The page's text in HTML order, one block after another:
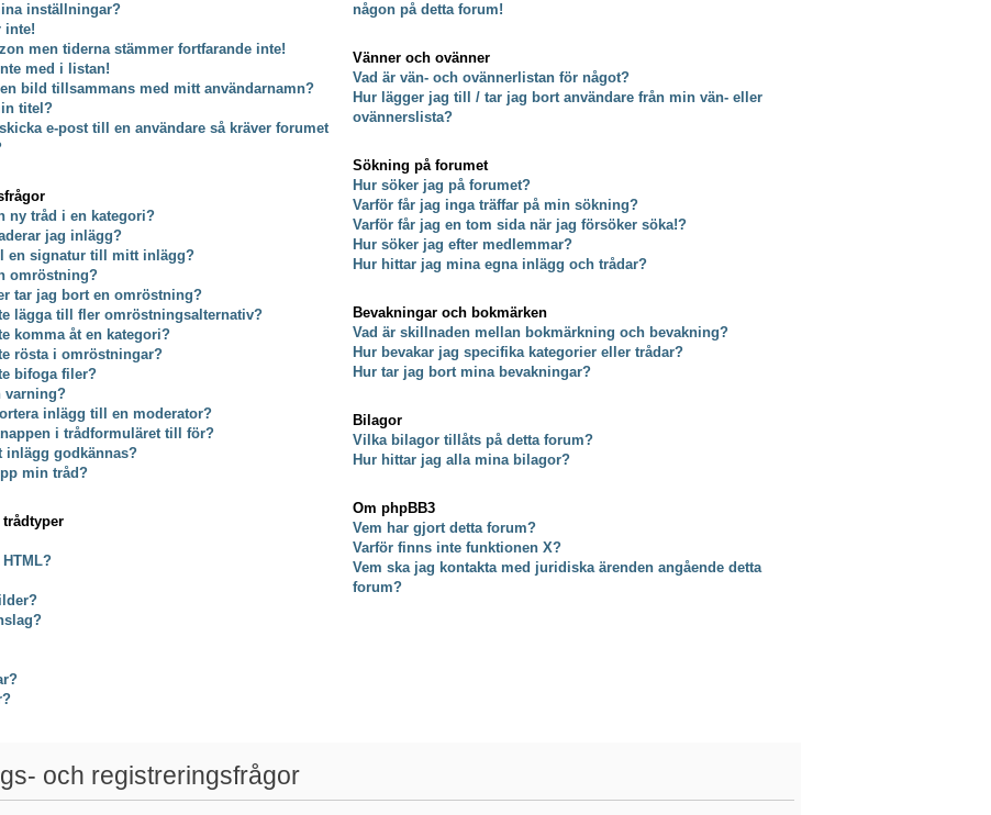
inställningar?
inte!
men tiderna stämmer fortfarande inte!
med i listan!
bild tillsammans med mitt användarnamn?
titel?
e-post till en användare så kräver forumet
ny tråd i en kategori?
jag inlägg?
en signatur till mitt inlägg?
omröstning?
tar jag bort en omröstning?
lägga till fler omröstningsalternativ?
komma åt en kategori?
rösta i omröstningar?
bifoga filer?
varning?
inlägg till en moderator?
i trådformuläret till för?
inlägg godkännas?
min tråd?
någon på detta forum!
Vänner och ovänner
Vad är vän- och ovännerlistan för något?
Hur lägger jag till / tar jag bort användare från min vän- eller
ovännerslista?
Sökning på forumet
Hur söker jag på forumet?
Varför får jag inga träffar på min sökning?
Varför får jag en tom sida när jag försöker söka!?
Hur söker jag efter medlemmar?
Hur hittar jag mina egna inlägg och trådar?
Bevakningar och bokmärken
Vad är skillnaden mellan bokmärkning och bevakning?
Hur bevakar jag specifika kategorier eller trådar?
Hur tar jag bort mina bevakningar?
Bilagor
Vilka bilagor tillåts på detta forum?
Hur hittar jag alla mina bilagor?
Om phpBB3
Vem har gjort detta forum?
Varför finns inte funktionen X?
Vem ska jag kontakta med juridiska ärenden angående detta
forum?
och registreringsfrågor